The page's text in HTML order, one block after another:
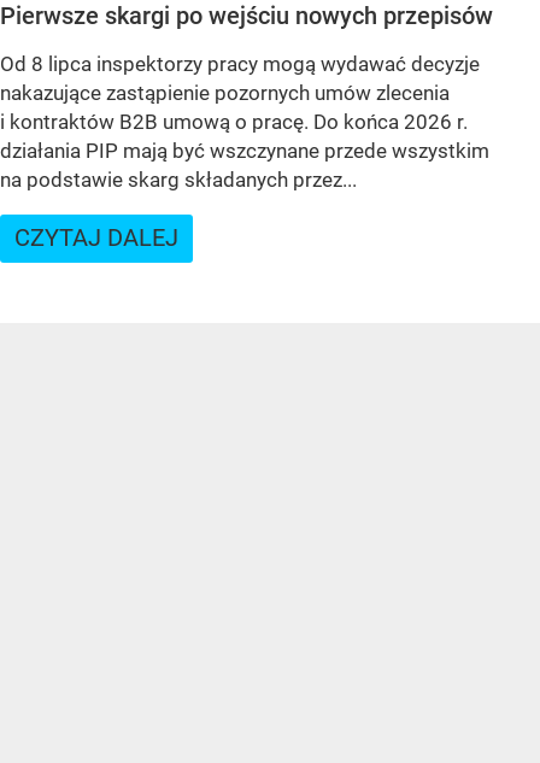
Pierwsze skargi po wejściu nowych przepisów
Od 8 lipca inspektorzy pracy mogą wydawać decyzje
nakazujące zastąpienie pozornych umów zlecenia
i kontraktów B2B umową o pracę. Do końca 2026 r.
działania PIP mają być wszczynane przede wszystkim
na podstawie skarg składanych przez...
CZYTAJ DALEJ